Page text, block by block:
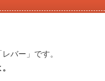
バー」です。